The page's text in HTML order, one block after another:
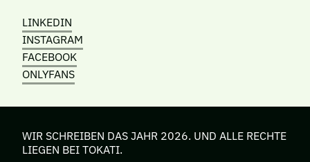
LINKEDIN
INSTAGRAM
FACEBOOK
ONLYFANS
WIR SCHREIBEN DAS JAHR 2026. UND ALLE RECHTE
LIEGEN BEI TOKATI.